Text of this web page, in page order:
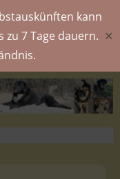
kann
7 Tage dauern. ✕